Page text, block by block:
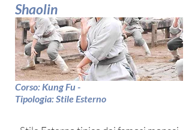
Shaolin
Corso: Kung Fu -
Tipologia: Stile Esterno